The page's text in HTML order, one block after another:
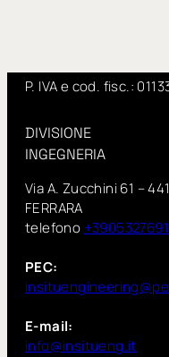
P. IVA e cod. fisc.:
DIVISIONE
INGEGNERIA
Via A. Zucchini 61 –
FERRARA
telefono
PEC:
E-mail:
info@insitueng.it